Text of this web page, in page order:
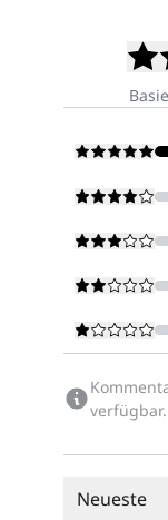
verfügbar.
Neueste